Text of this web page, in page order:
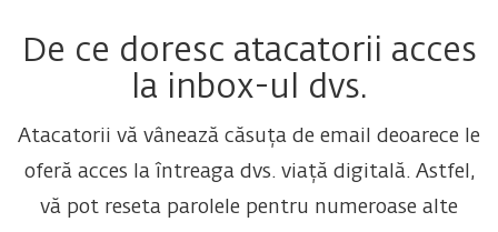
De ce doresc atacatorii acces
la inbox-ul dvs.
Atacatorii vă vânează căsuța de email deoarece le
oferă acces la întreaga dvs. viață digitală. Astfel,
vă pot reseta parolele pentru numeroase alte